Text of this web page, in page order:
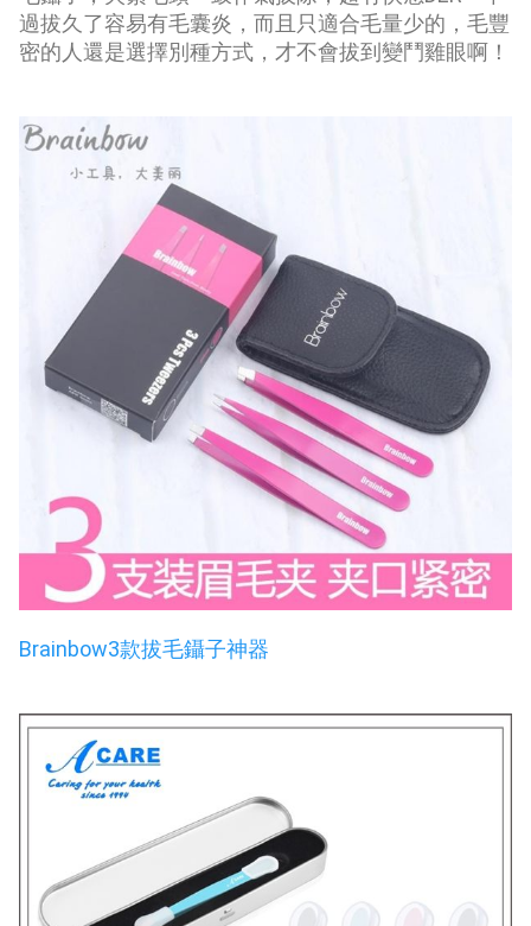
過拔久了容易有毛囊炎，而且只適合毛量少的，毛豐
密的人還是選擇別種方式，才不會拔到變鬥雞眼啊！
Brainbow3款拔毛鑷子神器